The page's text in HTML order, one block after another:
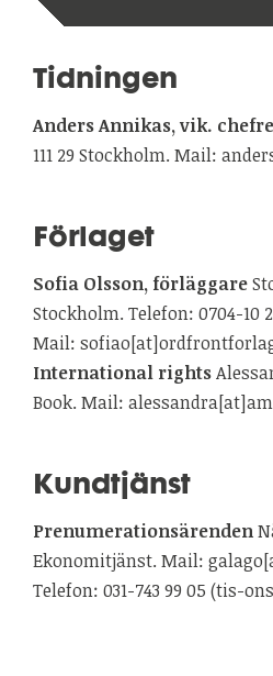
Tidningen
Anders Annikas, vik.
111 29 Stockholm. Mail:
Förlaget
Sofia Olsson, förläggare
Stockholm. Telefon: 0704-10
Mail:
International rights
Book. Mail:
Kundtjänst
Prenumerationsärenden
Ekonomitjänst. Mail:
Telefon: 031-743 99 05 (tis-